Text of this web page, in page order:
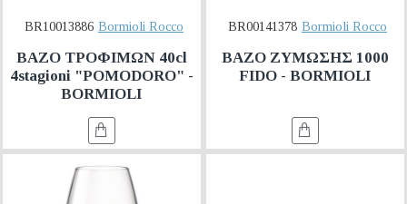
BR10013886 Bormioli Rocco
ΒΑΖΟ ΤΡΟΦΙΜΩΝ 40cl
4stagioni "POMODORO" -
BORMIOLI
BR00141378 Bormioli Rocco
ΒΑΖΟ ΖΥΜΩΣΗΣ 1000
FIDO - BORMIOLI